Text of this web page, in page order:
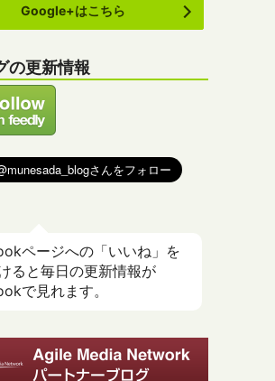
Google+はこちら
の更新情報
ページへの「いいね」を
ると毎日の更新情報が
で見れます。